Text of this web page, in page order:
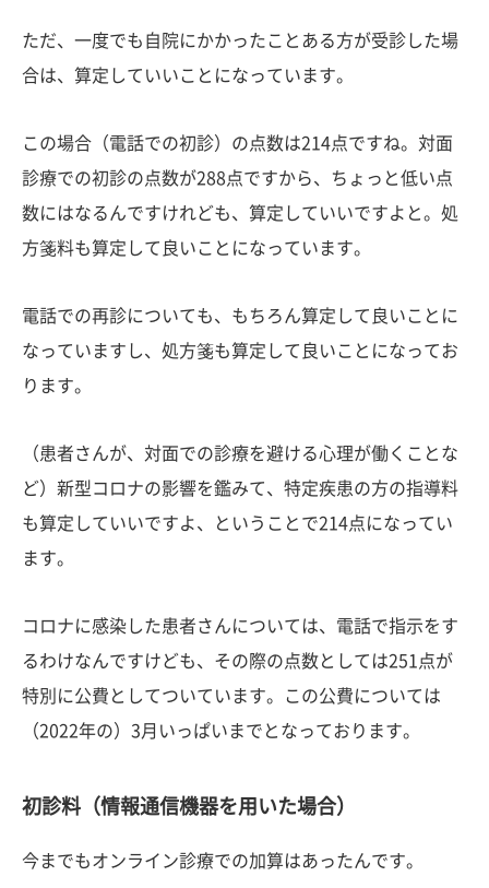
ただ、一度でも自院にかかったことある方が受診した場
合は、算定していいことになっています。
この場合（電話での初診）の点数は214点ですね。対面
診療での初診の点数が288点ですから、ちょっと低い点
数にはなるんですけれども、算定していいですよと。処
方箋料も算定して良いことになっています。
電話での再診についても、もちろん算定して良いことに
なっていますし、処方箋も算定して良いことになってお
ります。
（患者さんが、対面での診療を避ける心理が働くことな
ど）新型コロナの影響を鑑みて、特定疾患の方の指導料
も算定していいですよ、ということで214点になってい
ます。
コロナに感染した患者さんについては、電話で指示をす
るわけなんですけども、その際の点数としては251点が
特別に公費としてついています。この公費については
（2022年の）3月いっぱいまでとなっております。
初診料（情報通信機器を用いた場合）
今までもオンライン診療での加算はあったんです。